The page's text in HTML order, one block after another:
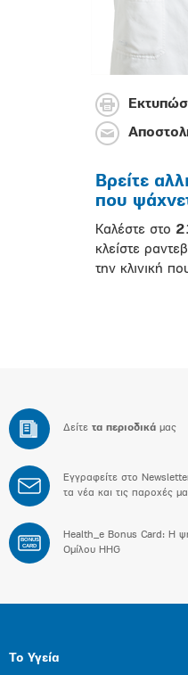
Βρείτε
που
Καλέστε στο
κλείστε
την κλινική
Δείτε τα περιοδικά μας
Εγγραφείτε στο
τα νέα και τις παροχές
BONUS
CARD
Health_e Bonus Card: H
Ομίλου HHG
Το Υγεία